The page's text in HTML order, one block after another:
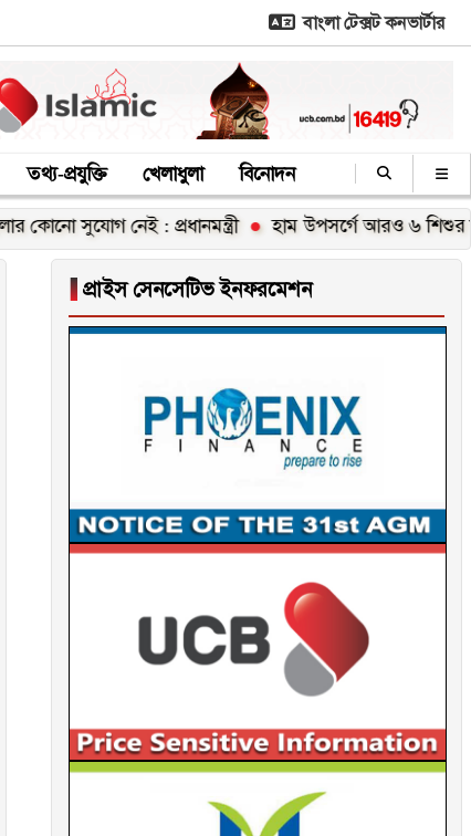
বাংলা টেক্সট কনভার্টার
তথ্য-প্রযুক্তি খেলাধুলা বিনোদন
নেই : প্রধানমন্ত্রী হাম উপসর্গে আরও ৬ শিশুর মৃত্যু
▐ প্রাইস সেনসেটিভ ইনফরমেশন